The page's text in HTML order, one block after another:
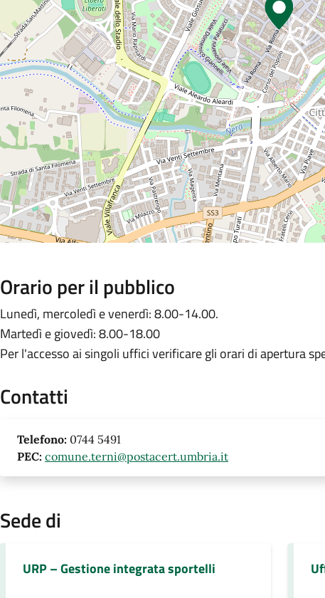
Orario per il pubblico
Lunedì, mercoledì e venerdì: 8.00-14.00.
Martedì e giovedì: 8.00-18.00
Per l'accesso ai singoli uffici verificare gli orari di apertura
Contatti
Telefono: 0744 5491
PEC: comune.terni@postacert.umbria.it
Sede di
URP – Gestione integrata sportelli